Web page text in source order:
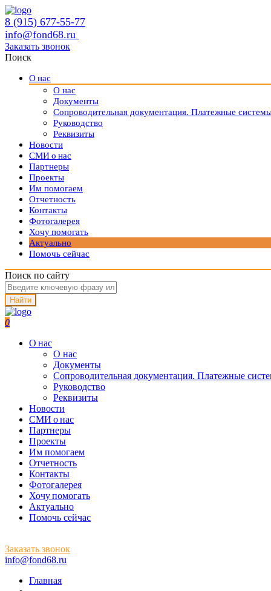
8 (915) 677-55-77
info@fond68.ru
Заказать звонок
Поиск
О нас
О нас
Документы
Сопроводительная документация. Платежные
Руководство
Реквизиты
Новости
СМИ о нас
Партнеры
Проекты
Им помогаем
Отчетность
Контакты
Фотогалерея
Хочу помогать
Актуально
Помочь сейчас
Поиск по сайту
Найти
0
О нас
О нас
Документы
Сопроводительная документация. Платежные
Руководство
Реквизиты
Новости
СМИ о нас
Партнеры
Проекты
Им помогаем
Отчетность
Контакты
Фотогалерея
Хочу помогать
Актуально
Помочь сейчас
Заказать звонок
info@fond68.ru
Главная